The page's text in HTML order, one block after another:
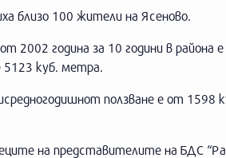
близо 100 жители на Ясеново.
2002 година за 10 години в района
5123 куб. метра.
ползване е от 1598
на представителите на БДС